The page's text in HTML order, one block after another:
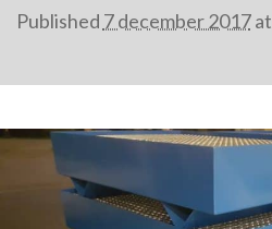
Published 7 december 2017at